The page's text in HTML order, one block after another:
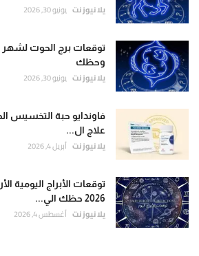
يلا نيوز نت يونيو 30, 2026
وحظك
يلا نيوز نت يونيو 30, 2026
فاوندايو حبة التخسيس
علاج ال...
يلا نيوز نت أبريل 4, 2026
2026 حظك الي...
يلا نيوز نت أغسطس 4, 2026